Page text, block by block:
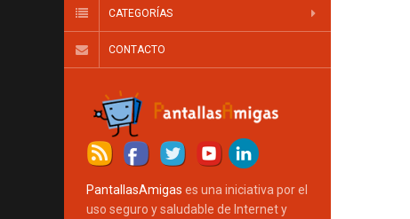
CATEGORÍAS
CONTACTO
PantallasAmigas es una iniciativa por el
uso seguro y saludable de Internet y